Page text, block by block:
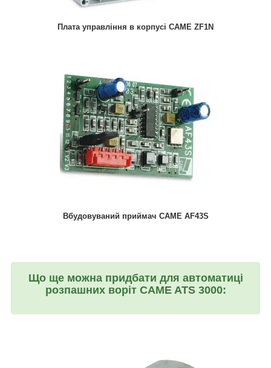
Плата управління в корпусі CAME ZF1N
Вбудовуваний приймач CAME AF43S
Що ще можна придбати для автоматиці
розпашних воріт CAME ATS 3000: